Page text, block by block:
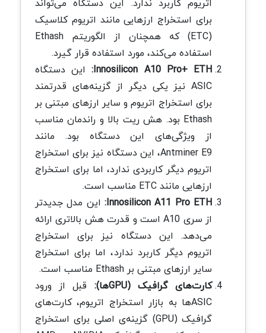
برای استخراج ارزهایی مانند اتریوم کلاسیک
(ETC) که همچنان از الگوریتم Ethash
استفاده می‌کند، مورد استفاده قرار گیرد.
Innosilicon A10 Pro+ ETH:این دستگاه
ASIC نیز یکی دیگر از گزینه‌های قدرتمند
برای استخراج اتریوم و سایر ارزهای مبتنی بر
Ethash بود. هش ریت بالا و راندمان مناسب
از ویژگی‌های این دستگاه بود. مانند
Antminer E9، این دستگاه نیز برای استخراج
اتریوم دیگر کاربردی ندارد، اما برای استخراج
ارزهایی مانند ETC مناسب است.
Innosilicon A11 Pro ETH: این مدل جدیدتر
از سری A10 است و قدرت هش بالاتری ارائه
می‌دهد. این دستگاه نیز برای استخراج
اتریوم دیگر کاربرد ندارد، اما برای استخراج
سایر ارزهای مبتنی بر Ethash مناسب است.
کارت‌های گرافیک (GPUها):
قبل از ورود
ASICها به بازار استخراج اتریوم، کارت‌های
گرافیک (GPU) گزینه‌ی اصلی برای استخراج